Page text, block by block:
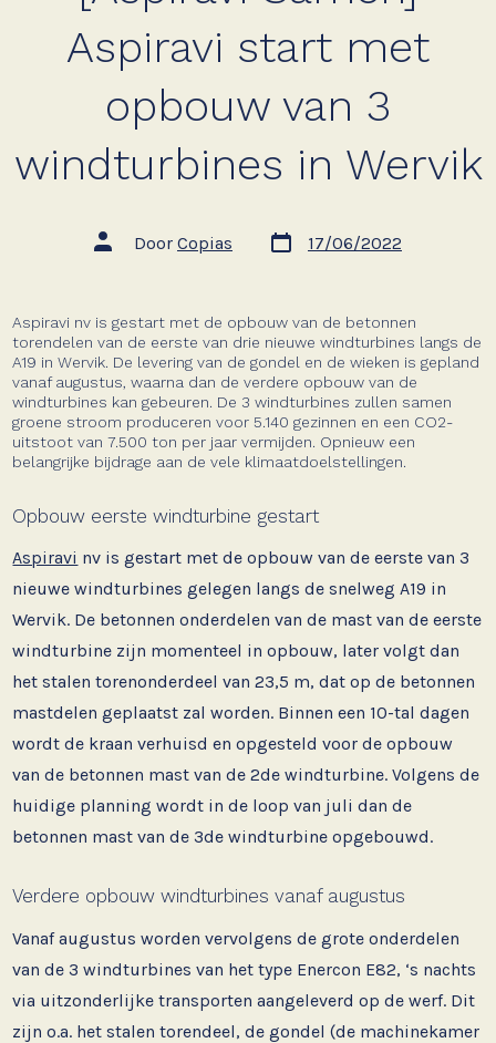
Aspiravi start met
opbouw van 3
windturbines in Wervik
Auteur
van
Door Copias Berichtdatum
17/06/2022
Aspiravi nv is gestart met de opbouw van de betonnen
torendelen van de eerste van drie nieuwe windturbines langs de
A19 in Wervik. De levering van de gondel en de wieken is gepland
vanaf augustus, waarna dan de verdere opbouw van de
windturbines kan gebeuren. De 3 windturbines zullen samen
groene stroom produceren voor 5.140 gezinnen en een CO2-
uitstoot van 7.500 ton per jaar vermijden. Opnieuw een
belangrijke bijdrage aan de vele klimaatdoelstellingen.
Opbouw eerste windturbine gestart
Aspiravi nv is gestart met de opbouw van de eerste van 3
nieuwe windturbines gelegen langs de snelweg A19 in
Wervik. De betonnen onderdelen van de mast van de eerste
windturbine zijn momenteel in opbouw, later volgt dan
het stalen torenonderdeel van 23,5 m, dat op de betonnen
mastdelen geplaatst zal worden. Binnen een 10-tal dagen
wordt de kraan verhuisd en opgesteld voor de opbouw
van de betonnen mast van de 2de windturbine. Volgens de
huidige planning wordt in de loop van juli dan de
betonnen mast van de 3de windturbine opgebouwd.
Verdere opbouw windturbines vanaf augustus
Vanaf augustus worden vervolgens de grote onderdelen
van de 3 windturbines van het type Enercon E82, ‘s nachts
via uitzonderlijke transporten aangeleverd op de werf. Dit
zijn o.a. het stalen torendeel, de gondel (de machinekamer